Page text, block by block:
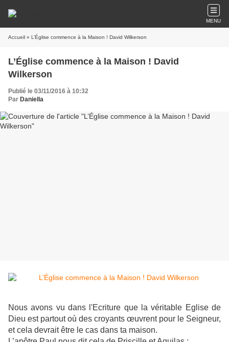
MENU
Accueil » L’Église commence à la Maison ! David Wilkerson
L’Église commence à la Maison ! David
Wilkerson
Publié le 03/11/2016 à 10:32
Par Daniella
Nous avons vu dans l'Ecriture que la véritable Eglise de
Dieu est partout où des croyants œuvrent pour le Seigneur,
et cela devrait être le cas dans ta maison.